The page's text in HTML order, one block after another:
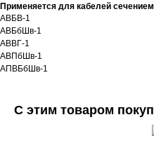
Применяется для кабелей
АВБВ-1
АВБбШв-1
АВВГ-1
АВПбШв-1
АПВБбШв-1
С этим товаром